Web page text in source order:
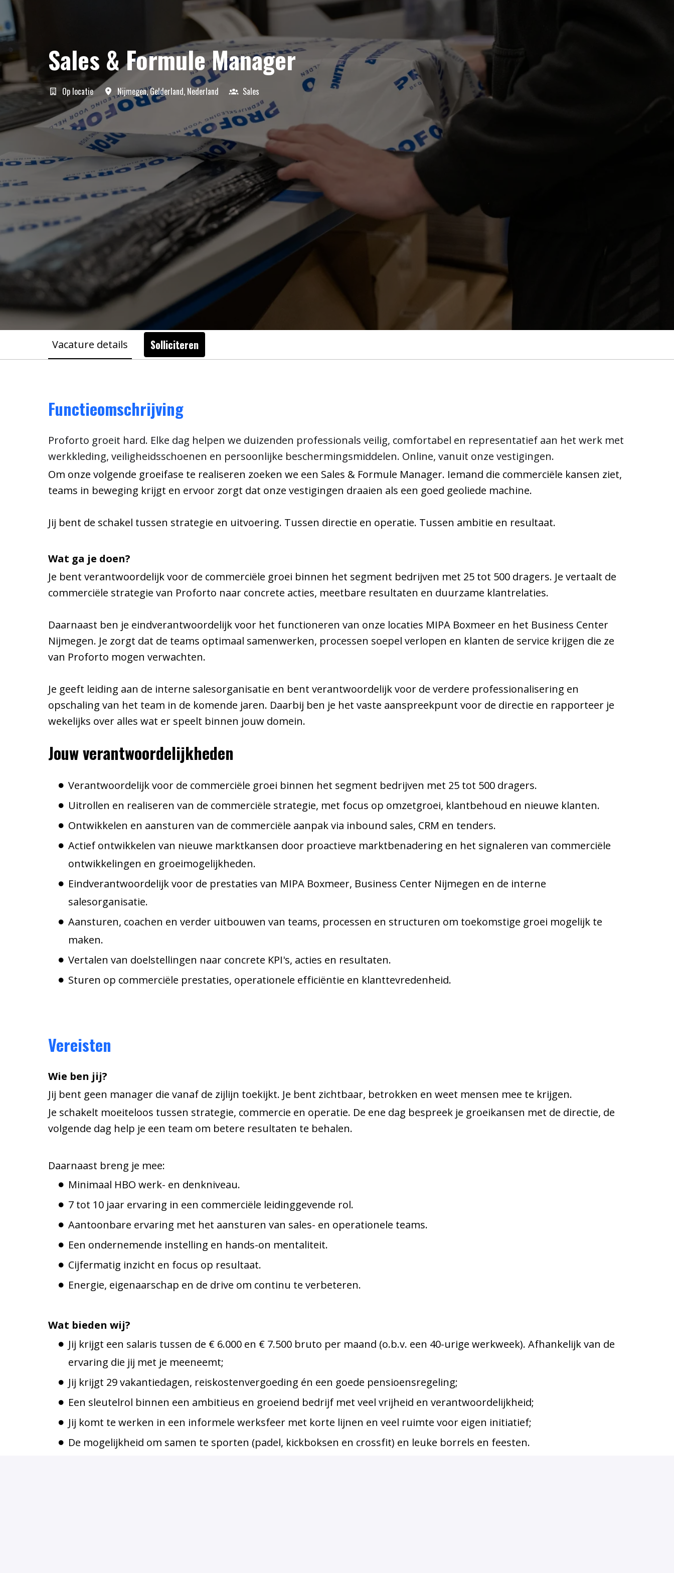
Sales & Formule Manager
Op locatie Nijmegen,Gelderland, Nederland Sales
Vacature details Solliciteren
Functieomschrijving
Proforto groeit hard. Elke dag helpen we duizenden professionals veilig, comfortabel en representatief aan het werk met
werkkleding, veiligheidsschoenen en persoonlijke beschermingsmiddelen. Online, vanuit onze vestigingen.
Om onze volgende groeifase te realiseren zoeken we een Sales & Formule Manager. Iemand die commerciële kansen ziet,
teams in beweging krijgt en ervoor zorgt dat onze vestigingen draaien als een goed geoliede machine.
Jij bent de schakel tussen strategie en uitvoering. Tussen directie en operatie. Tussen ambitie en resultaat.
Wat ga je doen?
Je bent verantwoordelijk voor de commerciële groei binnen het segment bedrijven met 25 tot 500 dragers. Je vertaalt de
commerciële strategie van Proforto naar concrete acties, meetbare resultaten en duurzame klantrelaties.
Daarnaast ben je eindverantwoordelijk voor het functioneren van onze locaties MIPA Boxmeer en het Business Center
Nijmegen. Je zorgt dat de teams optimaal samenwerken, processen soepel verlopen en klanten de service krijgen die ze
van Proforto mogen verwachten.
Je geeft leiding aan de interne salesorganisatie en bent verantwoordelijk voor de verdere professionalisering en
opschaling van het team in de komende jaren. Daarbij ben je het vaste aanspreekpunt voor de directie en rapporteer je
wekelijks over alles wat er speelt binnen jouw domein.
Jouw verantwoordelijkheden
Verantwoordelijk voor de commerciële groei binnen het segment bedrijven met 25 tot 500 dragers.
Uitrollen en realiseren van de commerciële strategie, met focus op omzetgroei, klantbehoud en nieuwe klanten.
Ontwikkelen en aansturen van de commerciële aanpak via inbound sales, CRM en tenders.
Actief ontwikkelen van nieuwe marktkansen door proactieve marktbenadering en het signaleren van commerciële
ontwikkelingen en groeimogelijkheden.
Eindverantwoordelijk voor de prestaties van MIPA Boxmeer, Business Center Nijmegen en de interne
salesorganisatie.
Aansturen, coachen en verder uitbouwen van teams, processen en structuren om toekomstige groei mogelijk te
maken.
Vertalen van doelstellingen naar concrete KPI's, acties en resultaten.
Sturen op commerciële prestaties, operationele efficiëntie en klanttevredenheid.
Vereisten
Wie ben jij?
Jij bent geen manager die vanaf de zijlijn toekijkt. Je bent zichtbaar, betrokken en weet mensen mee te krijgen.
Je schakelt moeiteloos tussen strategie, commercie en operatie. De ene dag bespreek je groeikansen met de directie, de
volgende dag help je een team om betere resultaten te behalen.
Daarnaast breng je mee:
Minimaal HBO werk- en denkniveau.
7 tot 10 jaar ervaring in een commerciële leidinggevende rol.
Aantoonbare ervaring met het aansturen van sales- en operationele teams.
Een ondernemende instelling en hands-on mentaliteit.
Cijfermatig inzicht en focus op resultaat.
Energie, eigenaarschap en de drive om continu te verbeteren.
Wat bieden wij?
Jij krijgt een salaris tussen de € 6.000 en € 7.500 bruto per maand (o.b.v. een 40-urige werkweek). Afhankelijk van de
ervaring die jij met je meeneemt;
Jij krijgt 29 vakantiedagen, reiskostenvergoeding én een goede pensioensregeling;
Een sleutelrol binnen een ambitieus en groeiend bedrijf met veel vrijheid en verantwoordelijkheid;
Jij komt te werken in een informele werksfeer met korte lijnen en veel ruimte voor eigen initiatief;
De mogelijkheid om samen te sporten (padel, kickboksen en crossfit) en leuke borrels en feesten.